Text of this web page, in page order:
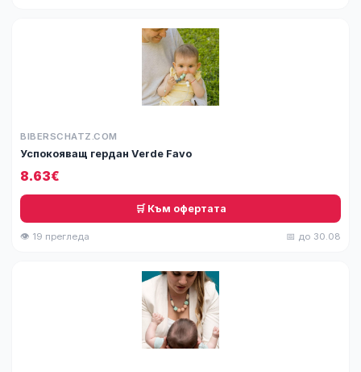
BIBERSCHATZ.COM
Успокояващ гердан Verde Favo
8.63€
🛒 Към офертата
👁 19 прегледа 📅 до 30.08